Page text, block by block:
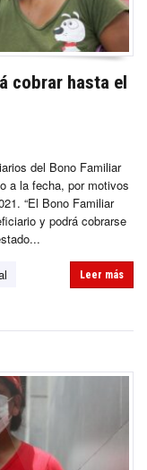
cobrar hasta el
del Bono Familiar
a la fecha, por motivos
“El Bono Familiar
y podrá cobrarse
Leer más